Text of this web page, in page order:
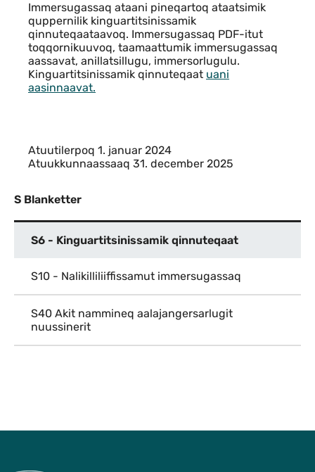
Immersugassaq ataani pineqartoq ataatsimik
quppernilik kinguartitsinissamik
qinnuteqaataavoq. Immersugassaq PDF-itut
toqqornikuuvoq, taamaattumik immersugassaq
aassavat, anillatsillugu, immersorlugulu.
Kinguartitsinissamik qinnuteqaat uani
aasinnaavat.
Atuutilerpoq 1. januar 2024
Atuukkunnaassaaq 31. december 2025
S Blanketter
S6 - Kinguartitsinissamik qinnuteqaat
S10 - Nalikilliliiffissamut immersugassaq
S40 Akit nammineq aalajangersarlugit
nuussinerit